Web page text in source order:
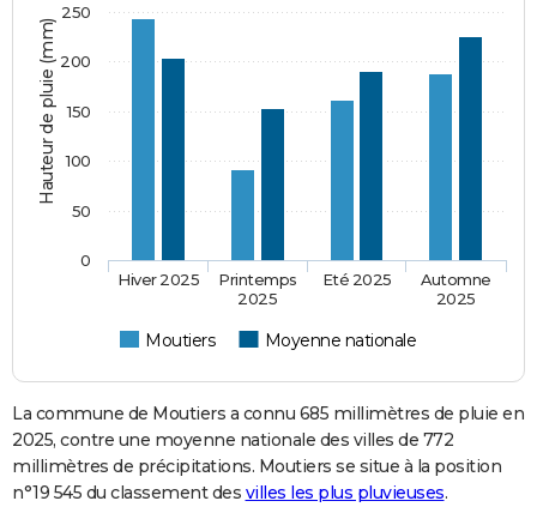
Hauteur de pluie (mm)
Moutiers Moyenne nationale
Hiver 2025
Printemps
2025
Eté 2025
Automne
2025
0
50
100
150
200
250
La commune de Moutiers a connu 685 millimètres de pluie en
2025, contre une moyenne nationale des villes de 772
millimètres de précipitations. Moutiers se situe à la position
n°19 545 du classement des villes les plus pluvieuses.